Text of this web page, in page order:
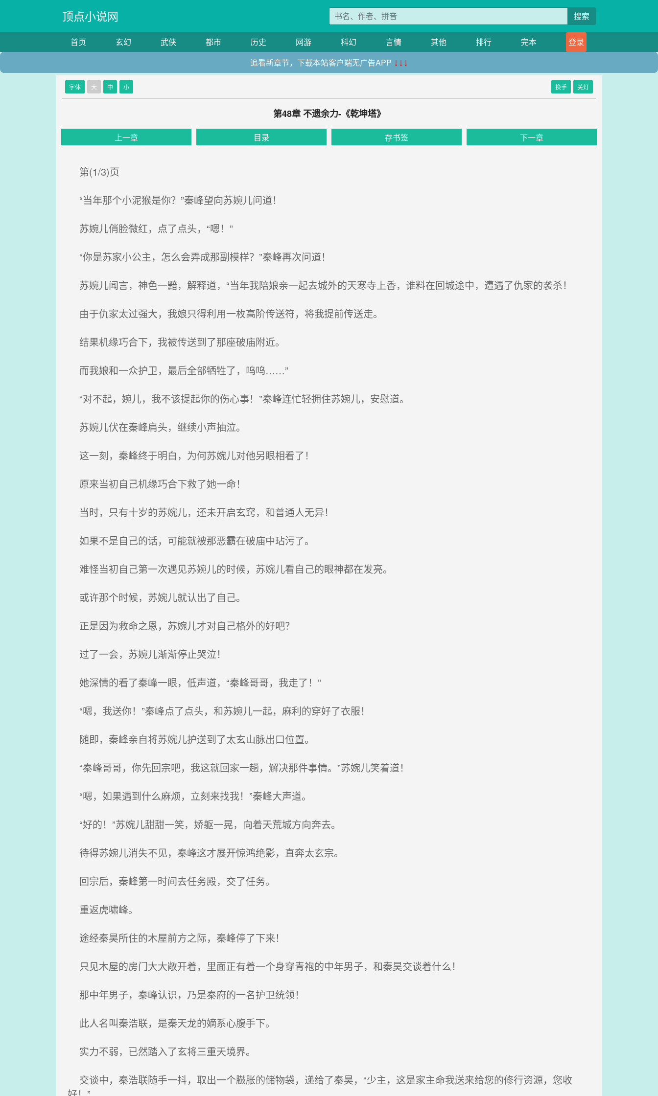
顶点小说网 搜索
首页 玄幻 武侠 都市 历史 网游 科幻 言情 其他 排行 完本
登录
追看新章节，下载本站客户端无广告APP ↓↓↓
字体 大 中 小 换手 关灯
第48章 不遗余力-《乾坤塔》
上一章 目录 存书签 下一章
第(1/3)页
“当年那个小泥猴是你？”秦峰望向苏婉儿问道！
苏婉儿俏脸微红，点了点头，“嗯！”
“你是苏家小公主，怎么会弄成那副模样？”秦峰再次问道！
苏婉儿闻言，神色一黯，解释道，“当年我陪娘亲一起去城外的天寒寺上香，谁料在回城途中，遭遇了仇家的袭杀！
由于仇家太过强大，我娘只得利用一枚高阶传送符，将我提前传送走。
结果机缘巧合下，我被传送到了那座破庙附近。
而我娘和一众护卫，最后全部牺牲了，呜呜……”
“对不起，婉儿，我不该提起你的伤心事！”秦峰连忙轻拥住苏婉儿，安慰道。
苏婉儿伏在秦峰肩头，继续小声抽泣。
这一刻，秦峰终于明白，为何苏婉儿对他另眼相看了！
原来当初自己机缘巧合下救了她一命！
当时，只有十岁的苏婉儿，还未开启玄窍，和普通人无异！
如果不是自己的话，可能就被那恶霸在破庙中玷污了。
难怪当初自己第一次遇见苏婉儿的时候，苏婉儿看自己的眼神都在发亮。
或许那个时候，苏婉儿就认出了自己。
正是因为救命之恩，苏婉儿才对自己格外的好吧？
过了一会，苏婉儿渐渐停止哭泣！
她深情的看了秦峰一眼，低声道，“秦峰哥哥，我走了！”
“嗯，我送你！”秦峰点了点头，和苏婉儿一起，麻利的穿好了衣服！
随即，秦峰亲自将苏婉儿护送到了太玄山脉出口位置。
“秦峰哥哥，你先回宗吧，我这就回家一趟，解决那件事情。”苏婉儿笑着道！
“嗯，如果遇到什么麻烦，立刻来找我！”秦峰大声道。
“好的！”苏婉儿甜甜一笑，娇躯一晃，向着天荒城方向奔去。
待得苏婉儿消失不见，秦峰这才展开惊鸿绝影，直奔太玄宗。
回宗后，秦峰第一时间去任务殿，交了任务。
重返虎啸峰。
途经秦昊所住的木屋前方之际，秦峰停了下来！
只见木屋的房门大大敞开着，里面正有着一个身穿青袍的中年男子，和秦昊交谈着什么！
那中年男子，秦峰认识，乃是秦府的一名护卫统领！
此人名叫秦浩联，是秦天龙的嫡系心腹手下。
实力不弱，已然踏入了玄将三重天境界。
交谈中，秦浩联随手一抖，取出一个臌胀的储物袋，递给了秦昊，“少主，这是家主命我送来给您的修行资源，您收